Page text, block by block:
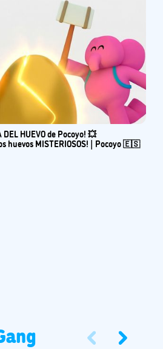
DEL HUEVO de Pocoyo! 💥
huevos MISTERIOSOS! | Pocoyo 🇪🇸